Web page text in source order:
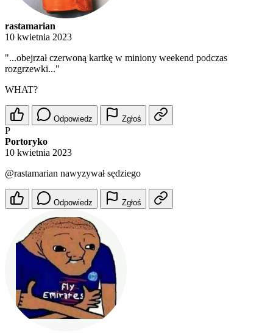
rastamarian
10 kwietnia 2023
"...obejrzał czerwoną kartkę w miniony weekend podczas
rozgrzewki..."
WHAT?
Odpowiedz Zgłoś
P
Portoryko
10 kwietnia 2023
@rastamarian nawyzywał sędziego
Odpowiedz Zgłoś